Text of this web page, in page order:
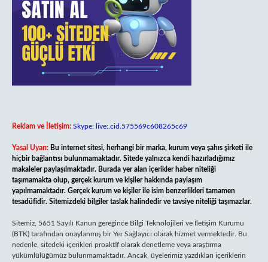
Reklam ve İletişim: Skype: live:.cid.575569c608265c69
Yasal Uyarı: Bu internet sitesi, herhangi bir marka, kurum veya şahıs şirketi ile
hiçbir bağlantısı bulunmamaktadır. Sitede yalnızca kendi hazırladığımız
makaleler paylaşılmaktadır. Burada yer alan içerikler haber niteliği
taşımamakta olup, gerçek kurum ve kişiler hakkında paylaşım
yapılmamaktadır. Gerçek kurum ve kişiler ile isim benzerlikleri tamamen
tesadüfidir. Sitemizdeki bilgiler taslak halindedir ve tavsiye niteliği taşımazlar.
Sitemiz, 5651 Sayılı Kanun gereğince Bilgi Teknolojileri ve İletişim Kurumu
(BTK) tarafından onaylanmış bir Yer Sağlayıcı olarak hizmet vermektedir. Bu
nedenle, sitedeki içerikleri proaktif olarak denetleme veya araştırma
yükümlülüğümüz bulunmamaktadır. Ancak, üyelerimiz yazdıkları içeriklerin